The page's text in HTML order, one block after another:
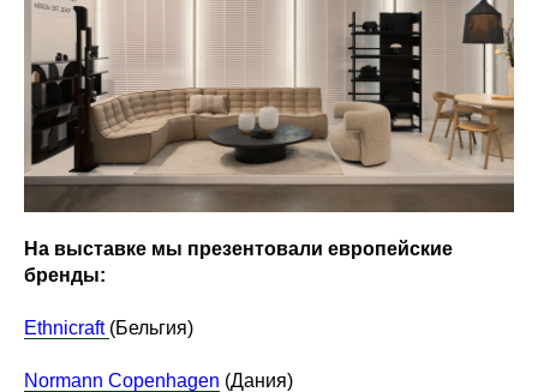
На выставке мы презентовали европейские
бренды:
Ethnicraft (Бельгия)
Normann Copenhagen (Дания)